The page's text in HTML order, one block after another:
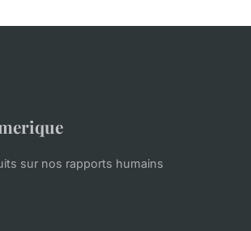
sur nos rapports humains